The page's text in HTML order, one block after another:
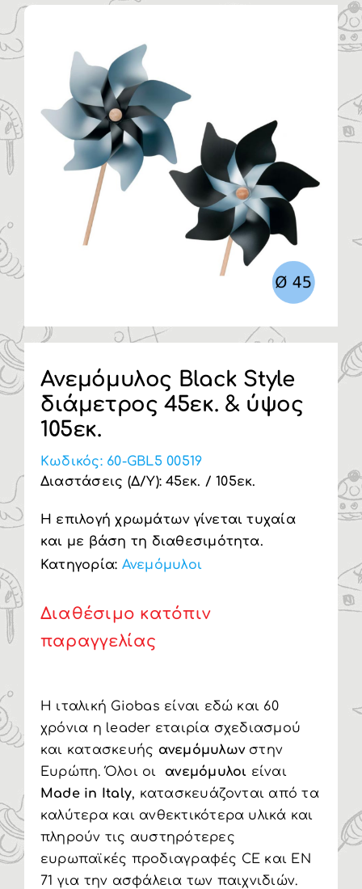
ΠΡΟΪΟΝΤΑ
ΚΑΤΗΓΟΡΙΕΣ
ΚΑΤΑΛΟΓΟΙ
ΝΕΑ
ΕΠΙΚΟΙΝΩΝΙΑ
Υπηρεσία Β2Β
Ανεμόμυλος Black Style
διάμετρος 45εκ. & ύψος
105εκ.
Κωδικός: 60-GBL5 00519
Διαστάσεις (Δ/Υ): 45εκ. / 105εκ.
Η επιλογή χρωμάτων γίνεται τυχαία
και με βάση τη διαθεσιμότητα.
Κατηγορία: Ανεμόμυλοι
Διαθέσιμο κατόπιν
παραγγελίας
Η ιταλική Giobas είναι εδώ και 60
χρόνια η leader εταιρία σχεδιασμού
και κατασκευής ανεμόμυλωνστην
Ευρώπη. Όλοι οι ανεμόμυλοι είναι
Made in Italy, κατασκευάζονται από τα
καλύτερα και ανθεκτικότερα υλικά και
πληρούν τις αυστηρότερες
ευρωπαϊκές προδιαγραφές CE και EN
71 για την ασφάλεια των παιχνιδιών.